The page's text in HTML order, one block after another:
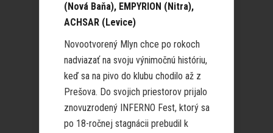
(Nová Baňa), EMPYRION (Nitra),
ACHSAR (Levice)
Novootvorený Mlyn chce po rokoch
nadviazať na svoju výnimočnú históriu,
keď sa na pivo do klubu chodilo až z
Prešova. Do svojich priestorov prijalo
znovuzrodený INFERNO Fest, ktorý sa
po 18-ročnej stagnácii prebudil k